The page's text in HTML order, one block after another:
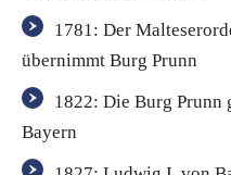
1781: Der
übernimmt Burg Prunn
1822: Die Burg Prunn
Bayern